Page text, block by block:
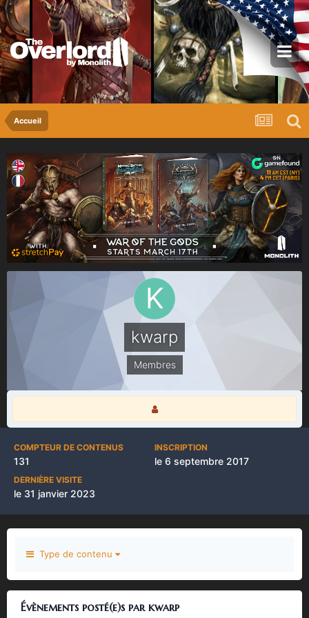
Accueil
kwarp
Membres
COMPTEUR DE CONTENUS
131
INSCRIPTION
le 6 septembre 2017
DERNIÈRE VISITE
le 31 janvier 2023
Type de contenu
Évènements posté(e)s par kwarp